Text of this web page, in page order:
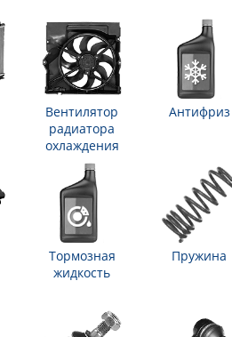
Вентилятор
радиатора
охлаждения
Антифриз
Тормозная
жидкость
Пружина